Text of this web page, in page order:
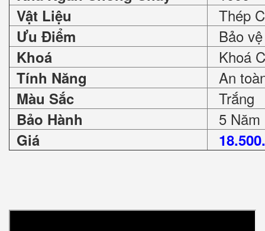
Vật Liệu Thép
Ưu Điểm Bảo
Khoá Khoá
Tính Năng An
Màu Sắc Trắng
Bảo Hành 5 Năm
Giá